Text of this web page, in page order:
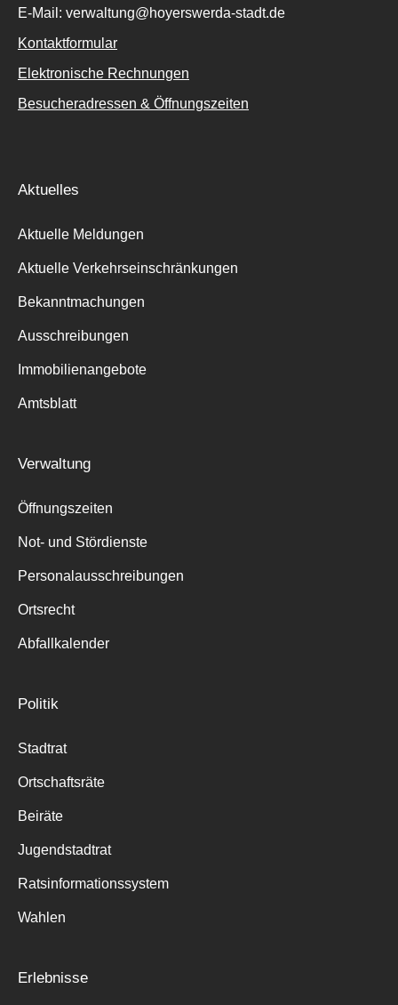
für:
E-Mail: verwaltung@hoyerswerda-stadt.de
Kontaktformular
Elektronische Rechnungen
Besucheradressen & Öffnungszeiten
Aktuelles
Aktuelle Meldungen
Aktuelle Verkehrseinschränkungen
Bekanntmachungen
Ausschreibungen
Immobilienangebote
Amtsblatt
Verwaltung
Öffnungszeiten
Not- und Stördienste
Personalausschreibungen
Ortsrecht
Abfallkalender
Politik
Stadtrat
Ortschaftsräte
Beiräte
Jugendstadtrat
Ratsinformationssystem
Wahlen
Erlebnisse